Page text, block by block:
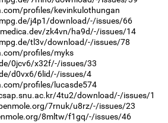
profiles/kevinkulothungan
j4p1/download/-/issues/66
zk4vn/ha9d/-/issues/14
tl3v/download/-/issues/78
profiles/myks
0jcv6/x32f/-/issues/33
d0vx6/6lid/-/issues/4
profiles/lucasde574
4tu2/download/-/issues/1
7rnuk/u8rz/-/issues/23
8mltw/f1gq/-/issues/46